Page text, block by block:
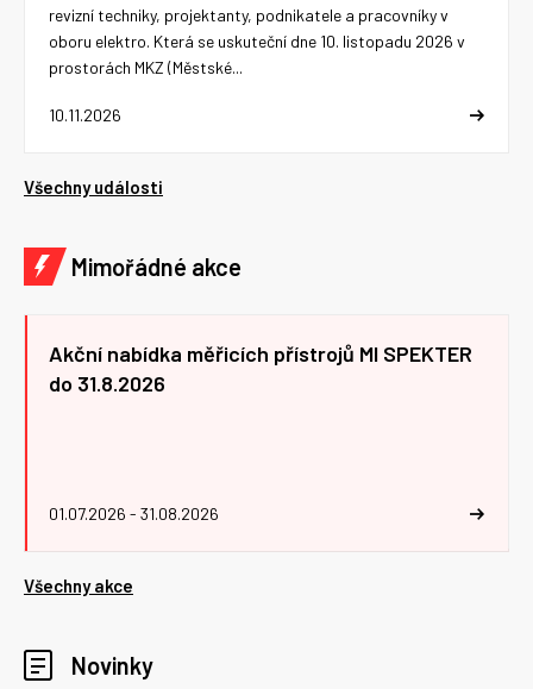
10.11.2026
revizní techniky, projektanty, podnikatele a pracovníky v
oboru elektro. Která se uskuteční dne 10. listopadu 2026 v
prostorách MKZ (Městské...
Všechny události
Mimořádné akce
Akční nabídka měřicích přístrojů MI SPEKTER
do 31.8.2026
01.07.2026 - 31.08.2026
Všechny akce
Novinky